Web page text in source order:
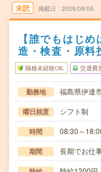
未読 掲載日 2026/08/05
【誰でもはじ
造・検査・原料
職種未経験OK 交通費
勤務地 福島県伊達
曜日頻度 シフト制
時間 08:30～
期間 長期でお仕